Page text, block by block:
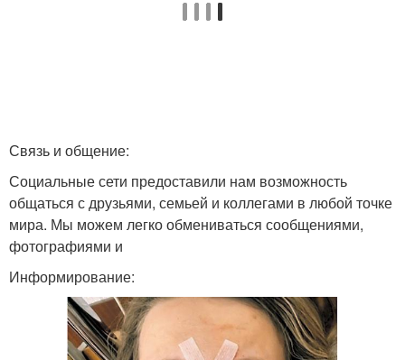
Связь и общение:
Социальные сети предоставили нам возможность
общаться с друзьями, семьей и коллегами в любой точке
мира. Мы можем легко обмениваться сообщениями,
фотографиями и
Информирование: